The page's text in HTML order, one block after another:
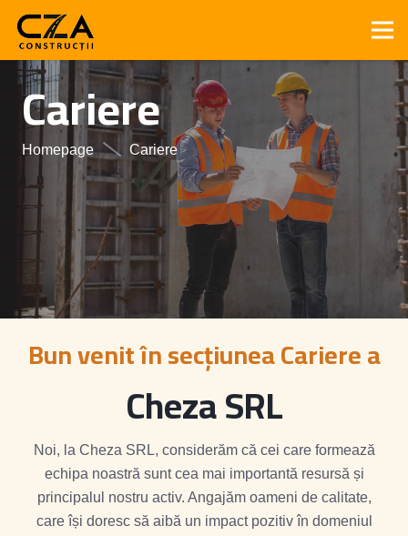
Cariere
Homepage Cariere
Bun venit în secțiunea Cariere a
Cheza SRL
Noi, la Cheza SRL, considerăm că cei care formează
echipa noastră sunt cea mai importantă resursă și
principalul nostru activ. Angajăm oameni de calitate,
care își doresc să aibă un impact pozitiv în domeniul